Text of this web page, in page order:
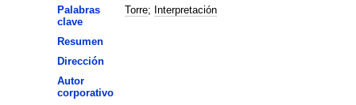
Palabras
clave
Torre; Interpretación
Resumen
Dirección
Autor
corporativo